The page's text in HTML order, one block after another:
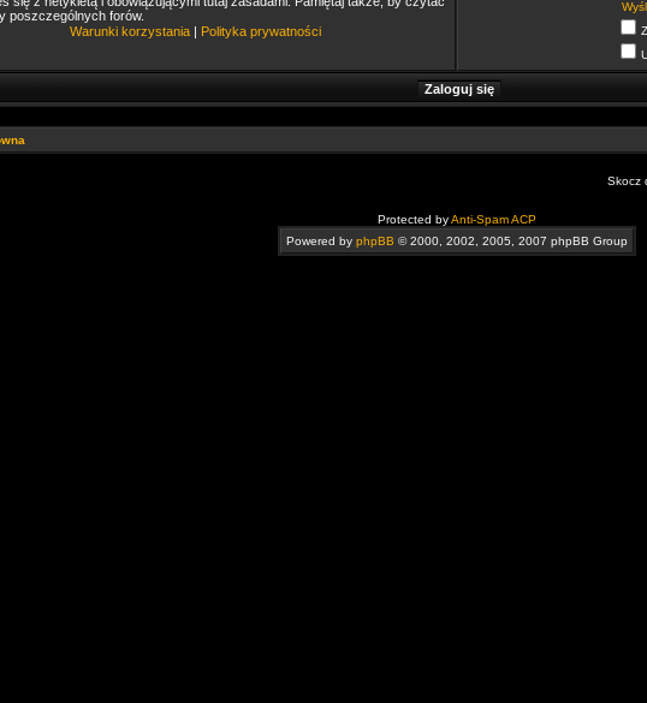
poszczególnych forów.
Warunki korzystania | Polityka prywatności
Skocz
Protected byAnti-Spam ACP
Powered by phpBB © 2000, 2002, 2005, 2007 phpBB Group